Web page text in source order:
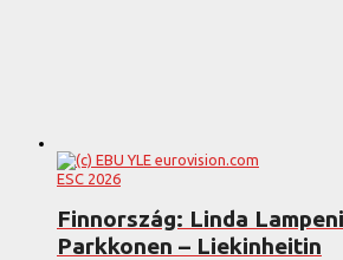
ESC 2026
Finnország: Linda
Parkkonen – Liekinheitin